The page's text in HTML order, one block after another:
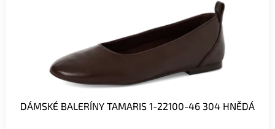
DÁMSKÉ BALERÍNY TAMARIS 1-22100-46 304 HNĚDÁ